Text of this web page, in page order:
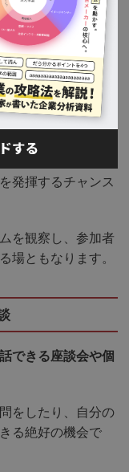
ワーク
ジネスゲームやグ
れた課題に対して
発揮するチャンス
を観察し、参加者
場ともなります。
できる座談会や個
をしたり、自分の
る絶好の機会で